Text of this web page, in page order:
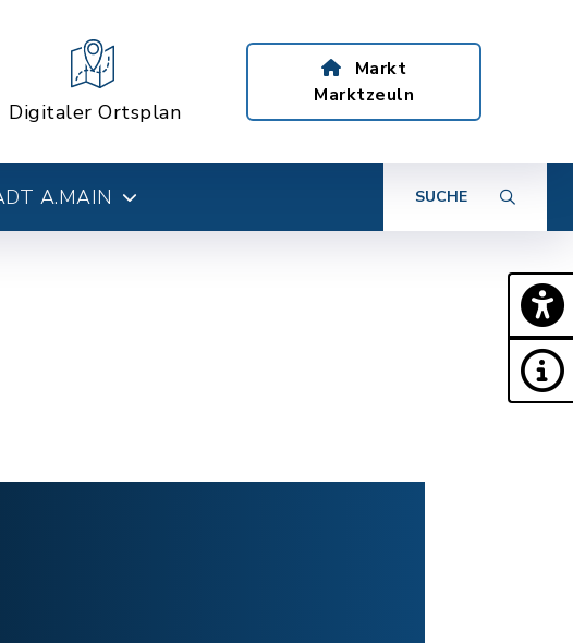
Digitaler Ortsplan
Markt
Marktzeuln
A.MAIN SUCHE